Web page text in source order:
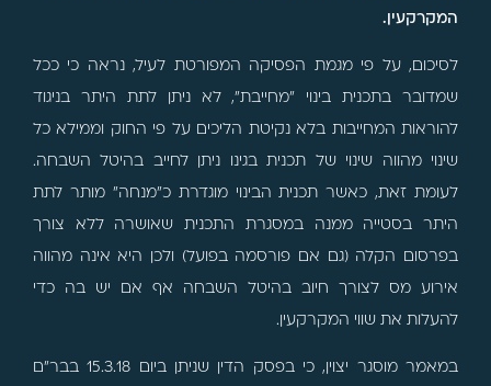
המקרקעין.
לסיכום, על פי מגמת הפסיקה המפורטת לעיל, נראה כי ככל
שמדובר בתכנית בינוי "מחייבת", לא ניתן לתת היתר בניגוד
להוראות המחייבות בלא נקיטת הליכים על פי החוק וממילא כל
שינוי מהווה שינוי של תכנית בגינו ניתן לחייב בהיטל השבחה.
לעומת זאת, כאשר תכנית הבינוי מוגדרת כ"מנחה" מותר לתת
היתר בסטייה ממנה במסגרת התכנית שאושרה ללא צורך
בפרסום הקלה (גם אם פורסמה בפועל) ולכן היא אינה מהווה
אירוע מס לצורך חיוב בהיטל השבחה אף אם יש בה כדי
להעלות את שווי המקרקעין.
במאמר מוסגר יצוין, כי בפסק הדין שניתן ביום 15.3.18 בבר"ם